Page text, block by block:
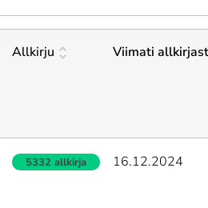
Allkirju Viimati
5332 allkirja 16.12.2024